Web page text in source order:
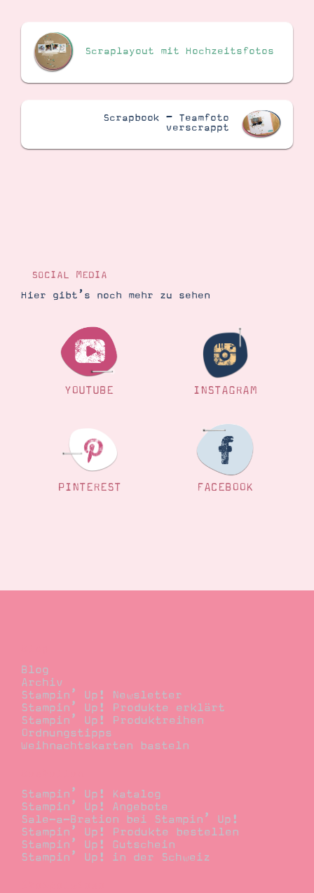
Scraplayout mit Hochzeitsfotos
Scrapbook – Teamfoto
verscrappt
SOCIAL MEDIA
Hier gibt’s noch mehr zu sehen
YOUTUBE INSTAGRAM
PINTEREST FACEBOOK
Blog
Archiv
Stampin’ Up! Newsletter
Stampin’ Up! Produkte erklärt
Stampin’ Up! Produktreihen
Ordnungstipps
Weihnachtskarten basteln
Stampin’ Up! Katalog
Stampin’ Up! Angebote
Sale-a-Bration bei Stampin’ Up!
Stampin’ Up! Produkte bestellen
Stampin’ Up! Gutschein
Stampin’ Up! in der Schweiz